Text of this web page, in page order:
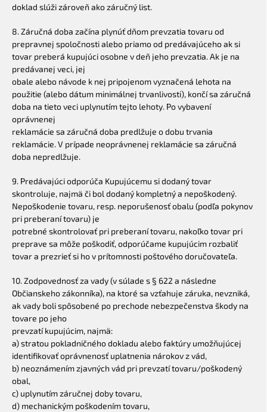
doklad slúži zároveň ako záručný list.
8. Záručná doba začína plynúť dňom prevzatia tovaru od
prepravnej spoločnosti alebo priamo od predávajúceho ak si
tovar preberá kupujúci osobne v deň jeho prevzatia. Ak je na
predávanej veci, jej
obale alebo návode k nej pripojenom vyznačená lehota na
použitie (alebo dátum minimálnej trvanlivosti), končí sa záručná
doba na tieto veci uplynutím tejto lehoty. Po vybavení
oprávnenej
reklamácie sa záručná doba predlžuje o dobu trvania
reklamácie. V prípade neoprávnenej reklamácie sa záručná
doba nepredlžuje.
9. Predávajúci odporúča Kupujúcemu si dodaný tovar
skontroluje, najmä či bol dodaný kompletný a nepoškodený.
Nepoškodenie tovaru, resp. neporušenosť obalu (podľa pokynov
pri preberaní tovaru) je
potrebné skontrolovať pri preberaní tovaru, nakoľko tovar pri
preprave sa môže poškodiť, odporúčame kupujúcim rozbaliť
tovar a prezrieť si ho v prítomnosti poštového doručovateľa.
10. Zodpovednosť za vady (v súlade s § 622 a následne
Občianskeho zákonníka), na ktoré sa vzťahuje záruka, nevzniká,
ak vady boli spôsobené po prechode nebezpečenstva škody na
tovare po jeho
prevzatí kupujúcim, najmä:
a) stratou pokladničného dokladu alebo faktúry umožňujúcej
identifikovať oprávnenosť uplatnenia nárokov z vád,
b) neoznámením zjavných vád pri prevzatí tovaru/poškodený
obal,
c) uplynutím záručnej doby tovaru,
d) mechanickým poškodením tovaru,